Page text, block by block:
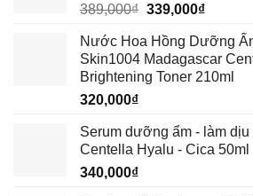
389,000₫ Giá
là:
389,000₫.
339,000₫Giá
tại
là:
Nước Hoa Hồng Dưỡng
Skin1004 Madagascar
Brightening Toner 210ml
320,000₫
Serum dưỡng ẩm - làm
Centella Hyalu - Cica 50ml
340,000₫